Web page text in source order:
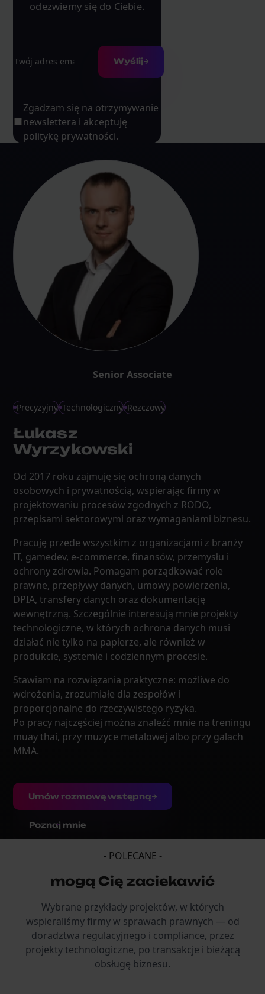
odezwiemy się do Ciebie.
Wyślij
Zgadzam się na otrzymywanie
newslettera i akceptuję
politykę prywatności.
Senior Associate
Precyzyjny Technologiczny Rezczowy
Łukasz
Wyrzykowski
Od 2017 roku zajmuję się ochroną danych
osobowych i prywatnością, wspierając firmy w
projektowaniu procesów zgodnych z RODO,
przepisami sektorowymi oraz wymaganiami biznesu.
Pracuję przede wszystkim z organizacjami z branży
IT, gamedev, e-commerce, finansów, przemysłu i
ochrony zdrowia. Pomagam porządkować role
prawne, przepływy danych, umowy powierzenia,
DPIA, transfery danych oraz dokumentację
wewnętrzną. Szczególnie interesują mnie projekty
technologiczne, w których ochrona danych musi
działać nie tylko na papierze, ale również w
produkcie, systemie i codziennym procesie.
Stawiam na rozwiązania praktyczne: możliwe do
wdrożenia, zrozumiałe dla zespołów i
proporcjonalne do rzeczywistego ryzyka.
Po pracy najczęściej można znaleźć mnie na treningu
muay thai, przy muzyce metalowej albo przy galach
MMA.
Umów rozmowę wstępną
Poznaj mnie
- POLECANE -
mogą Cię zaciekawić
Wybrane przykłady projektów, w których
wspieraliśmy firmy w sprawach prawnych — od
doradztwa regulacyjnego i compliance, przez
projekty technologiczne, po transakcje i bieżącą
obsługę biznesu.